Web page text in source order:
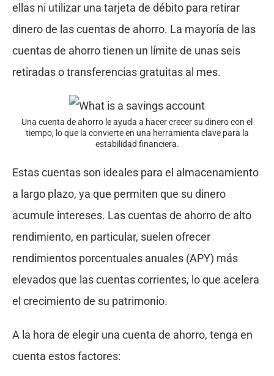
ellas ni utilizar una tarjeta de débito para retirar
dinero de las cuentas de ahorro. La mayoría de las
cuentas de ahorro tienen un límite de unas seis
retiradas o transferencias gratuitas al mes.
Una cuenta de ahorro le ayuda a hacer crecer su dinero con el
tiempo, lo que la convierte en una herramienta clave para la
estabilidad financiera.
Estas cuentas son ideales para el almacenamiento
a largo plazo, ya que permiten que su dinero
acumule intereses. Las cuentas de ahorro de alto
rendimiento, en particular, suelen ofrecer
rendimientos porcentuales anuales (APY) más
elevados que las cuentas corrientes, lo que acelera
el crecimiento de su patrimonio.
A la hora de elegir una cuenta de ahorro, tenga en
cuenta estos factores: